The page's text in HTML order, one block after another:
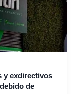
y exdirectivos
de